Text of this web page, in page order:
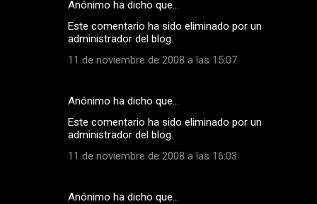
Anónimo ha dicho que…
Este comentario ha sido eliminado por un
administrador del blog.
11 de noviembre de 2008 a las 15:07
Anónimo ha dicho que…
Este comentario ha sido eliminado por un
administrador del blog.
11 de noviembre de 2008 a las 16:03
Anónimo ha dicho que…